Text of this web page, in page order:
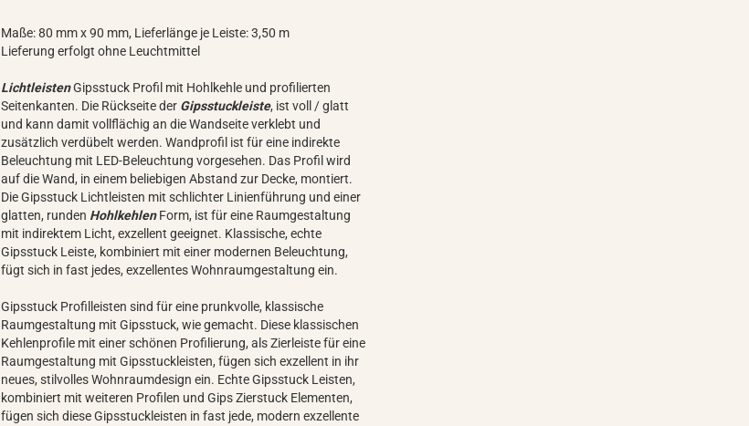
Maße: 80 mm x 90 mm, Lieferlänge je Leiste: 3,50 m
Lieferung erfolgt ohne Leuchtmittel
LichtleistenGipsstuck Profil mit Hohlkehle und profilierten
Seitenkanten. Die Rückseite der Gipsstuckleiste, ist voll / glatt
und kann damit vollflächig an die Wandseite verklebt und
zusätzlich verdübelt werden. Wandprofil ist für eine indirekte
Beleuchtung mit LED-Beleuchtung vorgesehen. Das Profil wird
auf die Wand, in einem beliebigen Abstand zur Decke, montiert.
Die Gipsstuck Lichtleisten mit schlichter Linienführung und einer
glatten, runden HohlkehlenForm, ist für eine Raumgestaltung
mit indirektem Licht, exzellent geeignet. Klassische, echte
Gipsstuck Leiste, kombiniert mit einer modernen Beleuchtung,
fügt sich in fast jedes, exzellentes Wohnraumgestaltung ein.
Gipsstuck Profilleisten sind für eine prunkvolle, klassische
Raumgestaltung mit Gipsstuck, wie gemacht. Diese klassischen
Kehlenprofile mit einer schönen Profilierung, als Zierleiste für eine
Raumgestaltung mit Gipsstuckleisten, fügen sich exzellent in ihr
neues, stilvolles Wohnraumdesign ein. Echte Gipsstuck Leisten,
kombiniert mit weiteren Profilen und Gips Zierstuck Elementen,
fügen sich diese Gipsstuckleisten in fast jede, modern exzellente